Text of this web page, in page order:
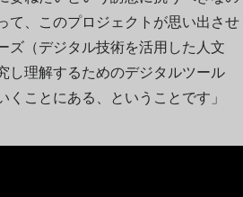
て、このプロジェクトが思い出させ
ズ（デジタル技術を活用した人文
し理解するためのデジタルツール
ことにある、ということです」